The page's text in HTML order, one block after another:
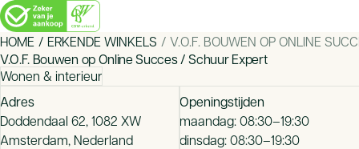
psychology_alt
Betrokken bij een (mogelijk) faillissement of
een klacht: waar heb je recht op?
Heb je gekocht bij een CBW-erkende winkel?
Ontdek wat je kunt doen en waar je recht op
hebt in geval van een faillissement of klacht.
route
aanmerking
HOME
ERKENDE WINKELS
V.O.F. BOUWEN OP ONLINE
V.O.F. Bouwen op Online Succes / Schuur Expert
Wonen & interieur
Adres
Doddendaal 62, 1082 XW
Amsterdam, Nederland
Openingstijden
maandag: 08:30–19:30
dinsdag: 08:30–19:30